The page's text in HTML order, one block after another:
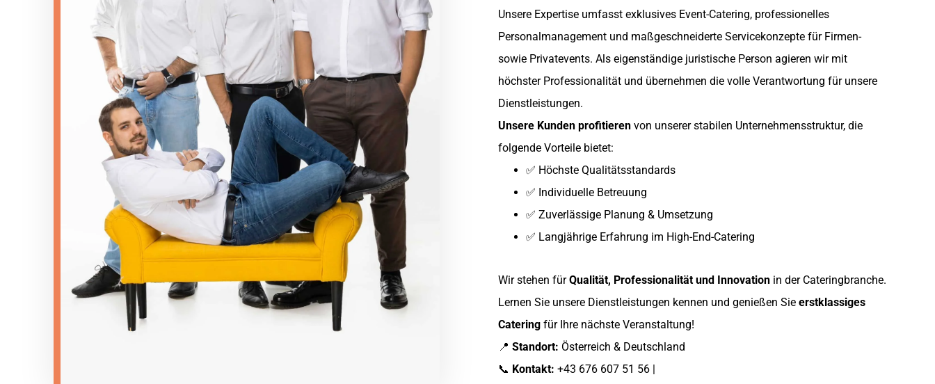
Unsere Expertise umfasst exklusives Event-Catering, professionelles
Personalmanagement und maßgeschneiderte Servicekonzepte für Firmen-
sowie Privatevents. Als eigenständige juristische Person agieren wir mit
höchster Professionalität und übernehmen die volle Verantwortung für unsere
Dienstleistungen.
Unsere Kunden profitieren von unserer stabilen Unternehmensstruktur, die
folgende Vorteile bietet:
✅ Höchste Qualitätsstandards
✅ Individuelle Betreuung
✅ Zuverlässige Planung & Umsetzung
✅ Langjährige Erfahrung im High-End-Catering
Wir stehen fürQualität, Professionalität und Innovation in der Cateringbranche.
Lernen Sie unsere Dienstleistungen kennen und genießen Sie erstklassiges
Catering für Ihre nächste Veranstaltung!
📍 Standort: Österreich & Deutschland
📞 Kontakt: +43 676 607 51 56 |